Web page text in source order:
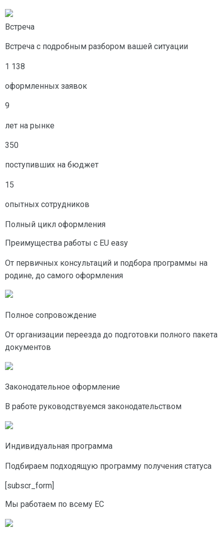
Встреча
Встреча с подробным разбором вашей ситуации
1 138
оформленных заявок
9
лет на рынке
350
поступивших на бюджет
15
опытных сотрудников
Полный цикл оформления
Преимущества работы с EU easy
От первичных консультаций и подбора программы на
родине, до самого оформления
Полное сопровождение
От организации переезда до подготовки полного пакета
документов
Законодательное оформление
В работе руководствуемся законодательством
Индивидуальная программа
Подбираем подходящую программу получения статуса
[subscr_form]
Мы работаем по всему ЕС